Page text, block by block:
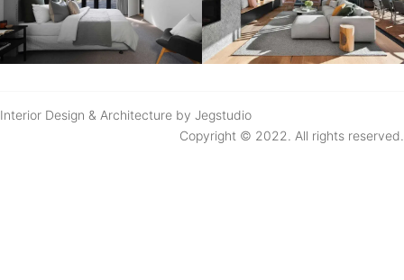
Interior Design & Architecture by Jegstudio
Copyright © 2022. All rights reserved.